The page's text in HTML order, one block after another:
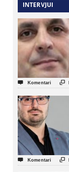
INTERVJUI
 Komentari 
 Komentari 